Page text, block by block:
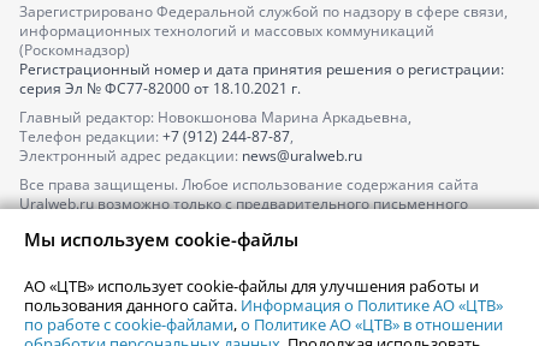
Зарегистрировано Федеральной службой по надзору в сфере связи,
информационных технологий и массовых коммуникаций
(Роскомнадзор)
Регистрационный номер и дата принятия решения о регистрации:
серия Эл № ФС77-82000от 18.10.2021 г.
Главный редактор: Новокшонова Марина Аркадьевна,
Телефон редакции: +7 (912) 244-87-87,
Электронный адрес редакции: news@uralweb.ru
Все права защищены. Любое использование содержания сайта
Uralweb.ru возможно только с предварительного письменного
По вопросам размещения рекламы обращайтесь по тел.
По вопросам размещения информации в разделе «Афиша»
afisha@uralweb.ru
Мы используем cookie-файлы
АО «ЦТВ» использует cookie-файлы для улучшения работы и
пользования данного сайта. Информация о Политике АО «ЦТВ»
по работе с cookie-файлами,о Политике АО «ЦТВ» в отношении